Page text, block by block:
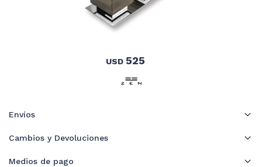
USD 525
Envíos
Cambios y Devoluciones
Medios de pago